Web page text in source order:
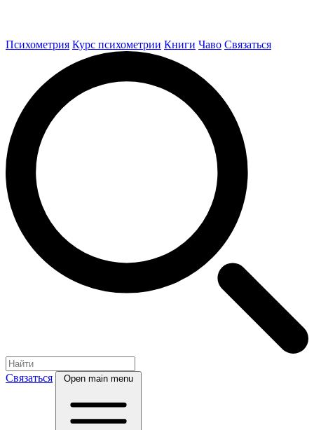
Психометрия Курс психометрии Книги Чаво Связаться
Связаться Open main menu